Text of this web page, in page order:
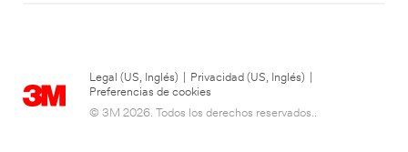
Legal (US, Inglés) Privacidad (US, Inglés)
Preferencias de cookies
© 3M 2026. Todos los derechos reservados..